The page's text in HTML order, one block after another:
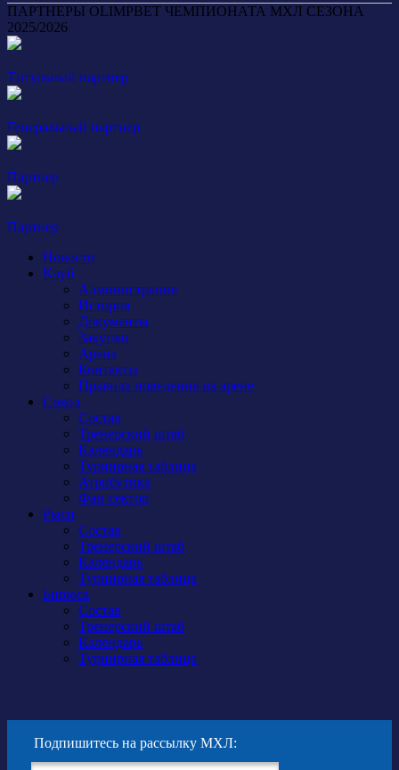
ПАРТНЕРЫ OLIMPBET ЧЕМПИОНАТА МХЛ СЕЗОНА
2025/2026
Титульный партнер
Генеральный партнер
Партнер
Партнер
Новости
Клуб
Администрация
История
Документы
Закупки
Арена
Контакты
Правила поведения на арене
Сокол
Состав
Тренерский штаб
Календарь
Турнирная таблица
Атрибутика
Фан-сектор
Рыси
Состав
Тренерский штаб
Календарь
Турнирная таблица
Бирюса
Состав
Тренерский штаб
Календарь
Турнирная таблица
Подпишитесь на рассылку МХЛ: